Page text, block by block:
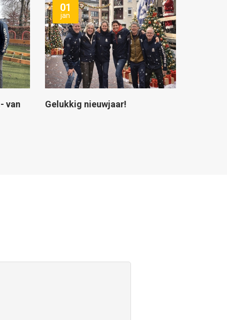
van
01
jan
Gelukkig nieuwjaar!